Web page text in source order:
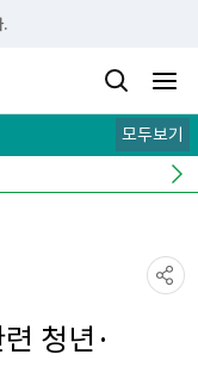
.
모두보기
청년·